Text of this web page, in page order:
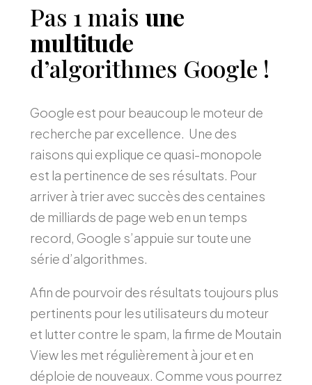
Pas 1 mais une
multitude
d’algorithmes Google !
Google est pour beaucoup le moteur de
recherche par excellence. Une des
raisons qui explique ce quasi-monopole
est la pertinence de ses résultats. Pour
arriver à trier avec succès des centaines
de milliards de page web en un temps
record, Google s’appuie sur toute une
série d’algorithmes.
Afin de pourvoir des résultats toujours plus
pertinents pour les utilisateurs du moteur
et lutter contre le spam, la firme de Moutain
View les met régulièrement à jour et en
déploie de nouveaux. Comme vous pourrez